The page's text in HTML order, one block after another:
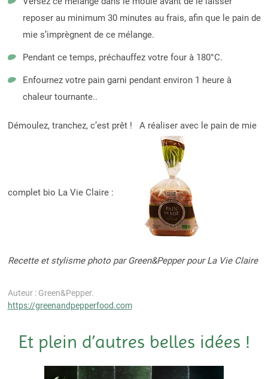
reposer au minimum 30 minutes au frais, afin que le pain de
mie s’imprègnent de ce mélange.
Pendant ce temps, préchauffez votre four à 180°C.
Enfournez votre pain garni pendant environ 1 heure à
chaleur tournante..
Démoulez, tranchez, c’est prêt ! A réaliser avec le pain de mie
complet bio La Vie Claire :
Recette et stylisme photo par Green&Pepper pour La Vie Claire
Auteur : Green&Pepper.
https://greenandpepperfood.com
Et plein d’autres belles idées !